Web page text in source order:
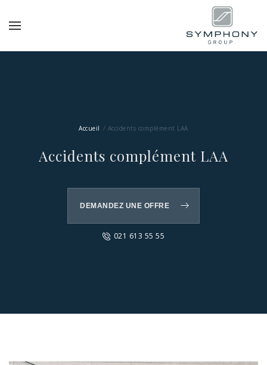
Accueil Accidents complément LAA
Accidents complément LAA
DEMANDEZ UNE OFFRE
021 613 55 55